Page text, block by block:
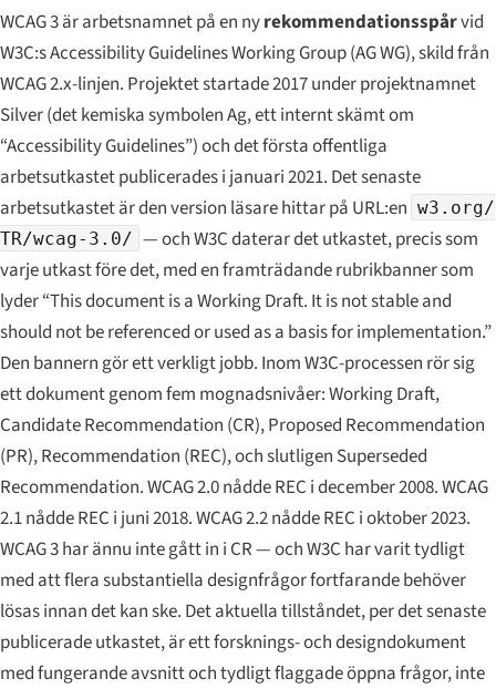
WCAG 3 är arbetsnamnet på en nyrekommendationsspårvid
W3C:s Accessibility Guidelines Working Group (AG WG), skild från
WCAG 2.x-linjen. Projektet startade 2017 under projektnamnet
Silver(det kemiska symbolen Ag, ett internt skämt om
“Accessibility Guidelines”) och det första offentliga
arbetsutkastet publicerades i januari 2021. Det senaste
arbetsutkastet är den version läsare hittar på URL:en w3.org/
TR/wcag-3.0/ — och W3C daterar det utkastet, precis som
varje utkast före det, med en framträdande rubrikbanner som
lyder “This document is a Working Draft. It is not stable and
should not be referenced or used as a basis for implementation.”
Den bannern gör ett verkligt jobb. Inom W3C-processen rör sig
ett dokument genom fem mognadsnivåer:Working Draft,
Candidate Recommendation (CR),Proposed Recommendation
(PR),Recommendation (REC), och slutligen Superseded
Recommendation. WCAG 2.0 nådde REC i december 2008. WCAG
2.1 nådde REC i juni 2018. WCAG 2.2 nådde REC i oktober 2023.
WCAG 3 har ännu inte gått in i CR — och W3C har varit tydligt
med att flera substantiella designfrågor fortfarande behöver
lösas innan det kan ske. Det aktuella tillståndet, per det senaste
publicerade utkastet, är ett forsknings- och designdokument
med fungerande avsnitt och tydligt flaggade öppna frågor, inte